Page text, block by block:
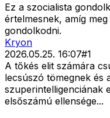
Ez a szocialista
értelmesnek, amíg
gondolkodni.
Kryon
2026.05.25. 16:07#1
A tőkés elit számára
lecsúszó tömegnek és
szuperintelligenciának
elsőszámú ellensége...